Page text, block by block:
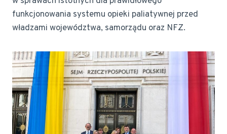
funkcjonowania systemu opieki paliatywnej przed
władzami województwa, samorządu oraz NFZ.